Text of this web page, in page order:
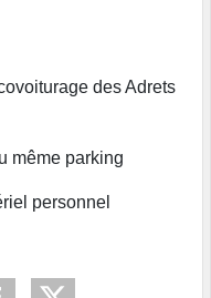
des Adrets
même parking
personnel